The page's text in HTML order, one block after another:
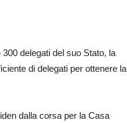
delegati del suo Stato, la
di delegati per ottenere la
dalla corsa per la Casa